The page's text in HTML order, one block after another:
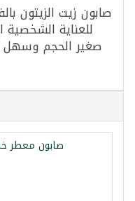
للعناية الشخصية
صغير الحجم وسهل
صابون معطر